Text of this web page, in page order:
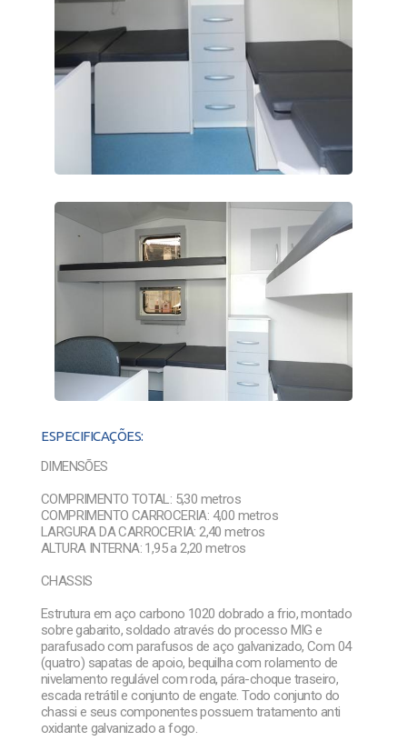
ESPECIFICAÇÕES:
DIMENSÕES
COMPRIMENTO TOTAL: 5,30 metros
COMPRIMENTO CARROCERIA: 4,00 metros
LARGURA DA CARROCERIA: 2,40 metros
ALTURA INTERNA: 1,95 a 2,20 metros
CHASSIS
Estrutura em aço carbono 1020 dobrado a frio, montado
sobre gabarito, soldado através do processo MIG e
parafusado com parafusos de aço galvanizado, Com 04
(quatro) sapatas de apoio, bequilha com rolamento de
nivelamento regulável com roda, pára-choque traseiro,
escada retrátil e conjunto de engate. Todo conjunto do
chassi e seus componentes possuem tratamento anti
oxidante galvanizado a fogo.